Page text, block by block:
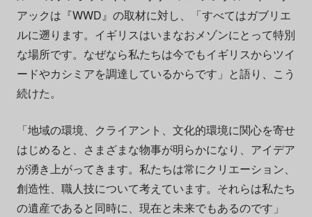
アックは『WWD』の取材に対し、「すべてはガブリエ
ルに遡ります。イギリスはいまなおメゾンにとって特別
な場所です。なぜなら私たちは今でもイギリスからツイ
ードやカシミアを調達しているからです」と語り、こう
続けた。
「地域の環境、クライアント、文化的環境に関心を寄せ
はじめると、さまざまな物事が明らかになり、アイデア
が湧き上がってきます。私たちは常にクリエーション、
創造性、職人技について考えています。それらは私たち
の遺産であると同時に、現在と未来でもあるのです」